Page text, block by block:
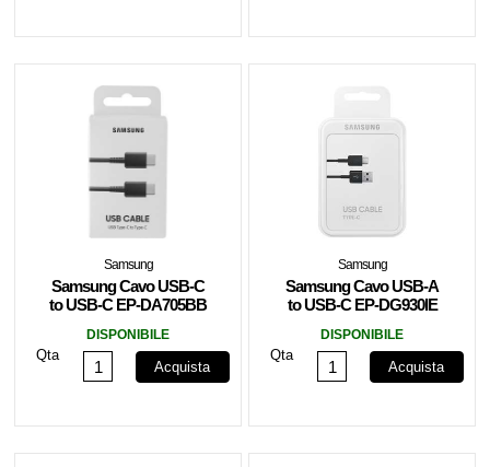
Samsung
Samsung Cavo USB-C
to USB-C EP-DA705BB
DISPONIBILE
Qta
Acquista
Samsung
Samsung Cavo USB-A
to USB-C EP-DG930IE
DISPONIBILE
Qta
Acquista